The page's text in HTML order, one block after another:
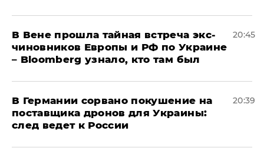
В Вене прошла тайная встреча экс-
чиновников Европы и РФ по Украине
– Bloomberg узнало, кто там был
20:45
​В Германии сорвано покушение на
поставщика дронов для Украины:
след ведет к России
20:39